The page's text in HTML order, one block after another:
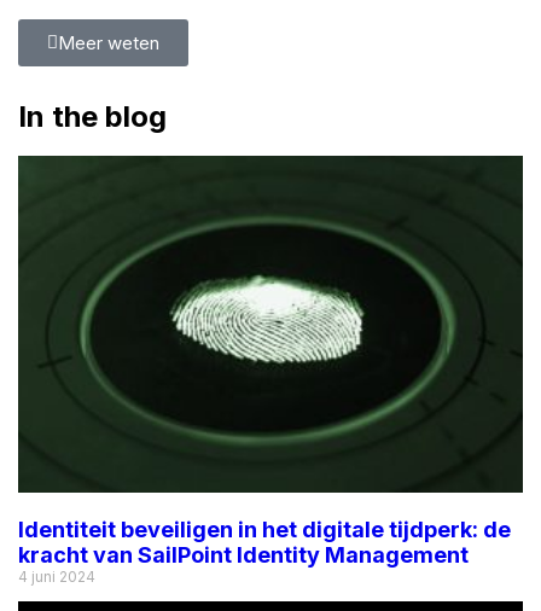
Meer weten
In the blog
Identiteit beveiligen in het digitale tijdperk: de
kracht van SailPoint Identity Management
4 juni 2024